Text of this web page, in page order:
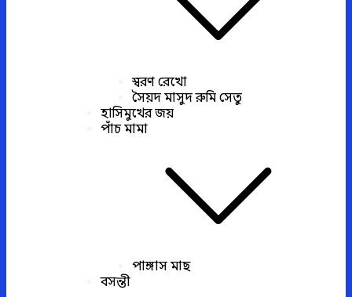
স্বরণ রেখো
সৈয়দ মাসুদ রুমি সেতু
হাসিমুখের জয়
পাঁচ মামা
পাঙ্গাস মাছ
বসন্তী